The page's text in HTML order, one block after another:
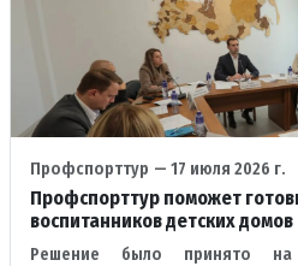
Профспорттур — 17 июля 2026 г.
Профспорттур поможет
воспитанников детских домов
Решение было принято на